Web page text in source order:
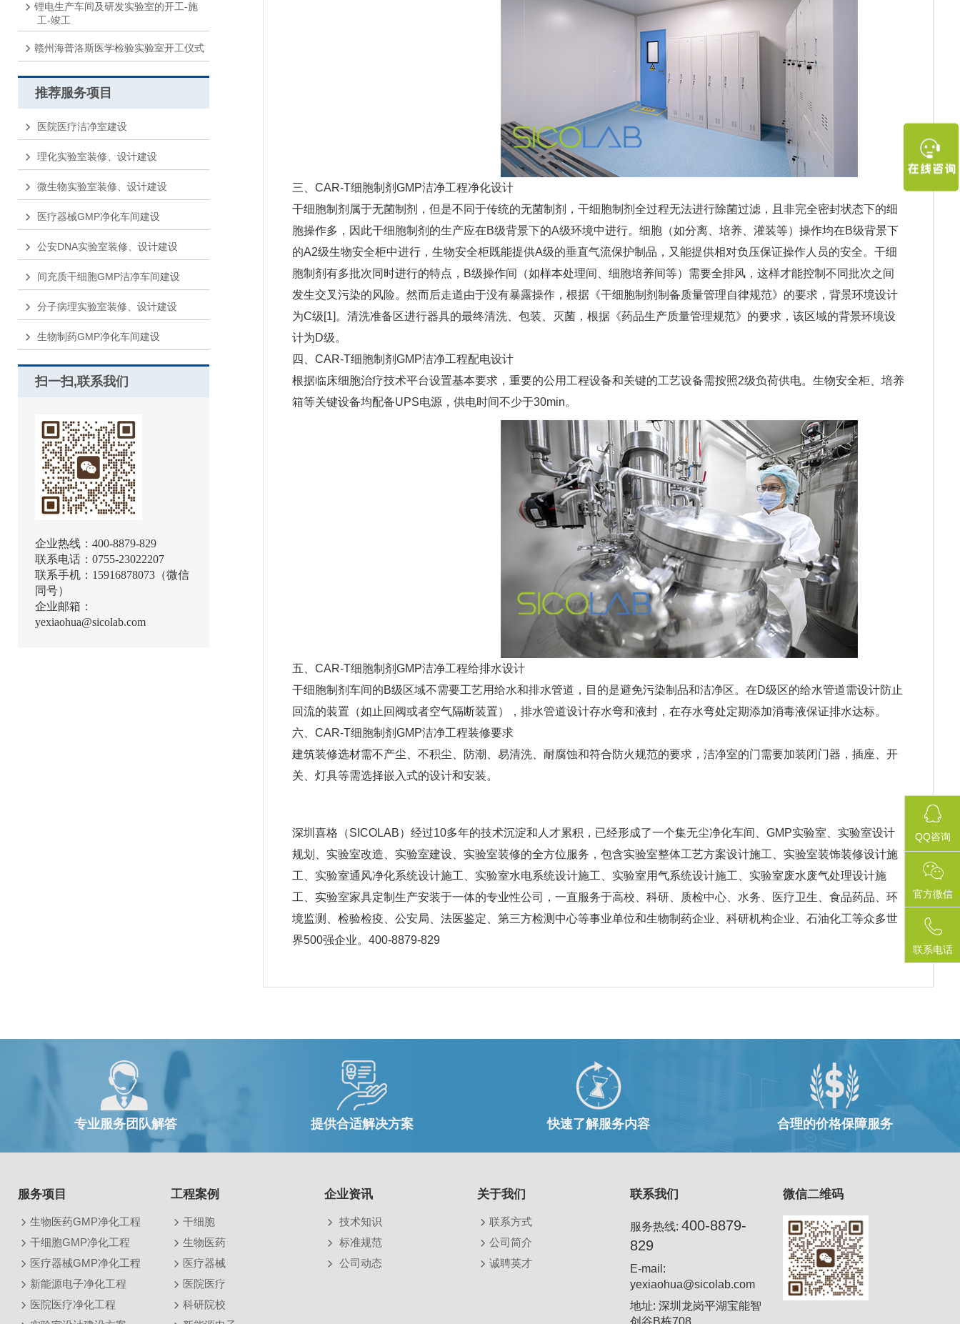
锂电生产车间及研发实验室的开工-施
工-竣工
赣州海普洛斯医学检验实验室开工仪式
推荐服务项目
医院医疗洁净室建设
理化实验室装修、设计建设
微生物实验室装修、设计建设
医疗器械GMP净化车间建设
公安DNA实验室装修、设计建设
间充质干细胞GMP洁净车间建设
分子病理实验室装修、设计建设
生物制药GMP净化车间建设
扫一扫,联系我们
企业热线：400-8879-829
联系电话：0755-23022207
联系手机：15916878073（微信
同号）
企业邮箱：
yexiaohua@sicolab.com
三、CAR-T细胞制剂GMP洁净工程净化设计
干细胞制剂属于无菌制剂，但是不同于传统的无菌制剂，干细胞制剂全过程无法进行除菌过滤，且非完全密封状态下的细
胞操作多，因此干细胞制剂的生产应在B级背景下的A级环境中进行。细胞（如分离、培养、灌装等）操作均在B级背景下
的A2级生物安全柜中进行，生物安全柜既能提供A级的垂直气流保护制品，又能提供相对负压保证操作人员的安全。干细
胞制剂有多批次同时进行的特点，B级操作间（如样本处理间、细胞培养间等）需要全排风，这样才能控制不同批次之间
发生交叉污染的风险。然而后走道由于没有暴露操作，根据《干细胞制剂制备质量管理自律规范》的要求，背景环境设计
为C级[1]。清洗准备区进行器具的最终清洗、包装、灭菌，根据《药品生产质量管理规范》的要求，该区域的背景环境设
计为D级。
四、CAR-T细胞制剂GMP洁净工程配电设计
根据临床细胞治疗技术平台设置基本要求，重要的公用工程设备和关键的工艺设备需按照2级负荷供电。生物安全柜、培养
箱等关键设备均配备UPS电源，供电时间不少于30min。
五、CAR-T细胞制剂GMP洁净工程给排水设计
干细胞制剂车间的B级区域不需要工艺用给水和排水管道，目的是避免污染制品和洁净区。在D级区的给水管道需设计防止
回流的装置（如止回阀或者空气隔断装置），排水管道设计存水弯和液封，在存水弯处定期添加消毒液保证排水达标。
六、CAR-T细胞制剂GMP洁净工程装修要求
建筑装修选材需不产尘、不积尘、防潮、易清洗、耐腐蚀和符合防火规范的要求，洁净室的门需要加装闭门器，插座、开
关、灯具等需选择嵌入式的设计和安装。
深圳喜格（SICOLAB）经过10多年的技术沉淀和人才累积，已经形成了一个集无尘净化车间、GMP实验室、实验室设计
规划、实验室改造、实验室建设、实验室装修的全方位服务，包含实验室整体工艺方案设计施工、实验室装饰装修设计施
工、实验室通风净化系统设计施工、实验室水电系统设计施工、实验室用气系统设计施工、实验室废水废气处理设计施
工、实验室家具定制生产安装于一体的专业性公司，一直服务于高校、科研、质检中心、水务、医疗卫生、食品药品、环
境监测、检验检疫、公安局、法医鉴定、第三方检测中心等事业单位和生物制药企业、科研机构企业、石油化工等众多世
界500强企业。400-8879-829
专业服务团队解答 提供合适解决方案 快速了解服务内容 合理的价格保障服务
服务项目
生物医药GMP净化工程
干细胞GMP净化工程
医疗器械GMP净化工程
新能源电子净化工程
医院医疗净化工程
工程案例
干细胞
生物医药
医疗器械
医院医疗
科研院校
企业资讯
技术知识
标准规范
公司动态
关于我们
联系方式
公司简介
诚聘英才
联系我们
服务热线:400-8879-
829
E-mail:
yexiaohua@sicolab.com
地址: 深圳龙岗平湖宝能智
创谷B栋708
微信二维码
QQ咨询
官方微信
联系电话